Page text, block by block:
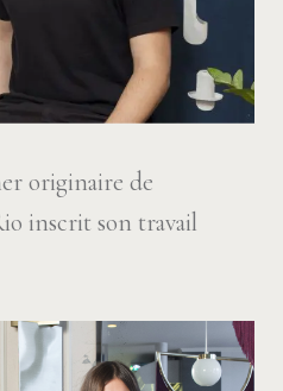
originaire de
inscrit son travail